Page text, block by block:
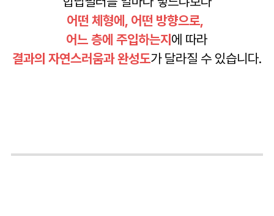
어떤 체형에, 어떤 방향으로,
어느 층에 주입하는지 에 따라
결과의 자연스러움과 완성도가 달라질 수 있습니다.